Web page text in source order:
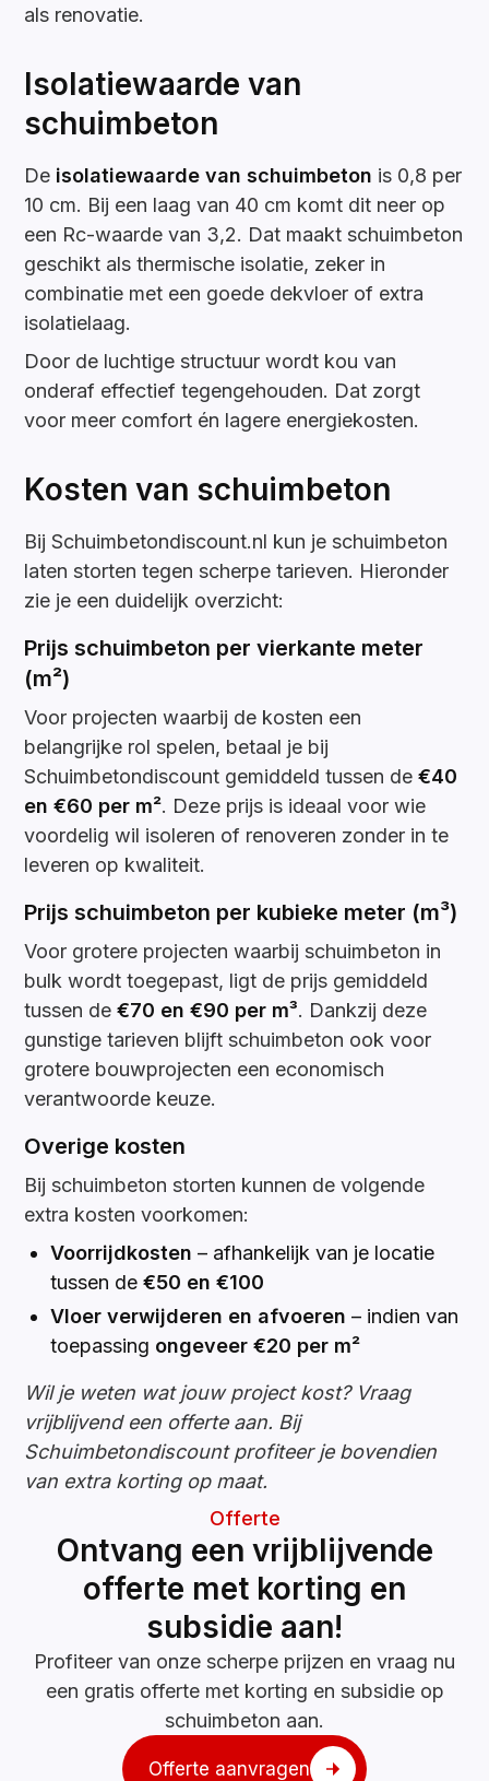
als renovatie.
Isolatiewaarde van
schuimbeton
De isolatiewaarde van schuimbeton is 0,8 per
10 cm. Bij een laag van 40 cm komt dit neer op
een Rc-waarde van 3,2. Dat maakt schuimbeton
geschikt als thermische isolatie, zeker in
combinatie met een goede dekvloer of extra
isolatielaag.
Door de luchtige structuur wordt kou van
onderaf effectief tegengehouden. Dat zorgt
voor meer comfort én lagere energiekosten.
Kosten van schuimbeton
Bij Schuimbetondiscount.nl kun je schuimbeton
laten storten tegen scherpe tarieven. Hieronder
zie je een duidelijk overzicht:
Prijs schuimbeton per vierkante meter
(m²)
Voor projecten waarbij de kosten een
belangrijke rol spelen, betaal je bij
Schuimbetondiscount gemiddeld tussen de€40
en €60 per m². Deze prijs is ideaal voor wie
voordelig wil isoleren of renoveren zonder in te
leveren op kwaliteit.
Prijs schuimbeton per kubieke meter (m³)
Voor grotere projecten waarbij schuimbeton in
bulk wordt toegepast, ligt de prijs gemiddeld
tussen de€70 en €90 per m³. Dankzij deze
gunstige tarieven blijft schuimbeton ook voor
grotere bouwprojecten een economisch
verantwoorde keuze.
Overige kosten
Bij schuimbeton storten kunnen de volgende
extra kosten voorkomen:
Voorrijdkosten – afhankelijk van je locatie
tussen de€50 en €100
Vloer verwijderen en afvoeren – indien van
toepassing ongeveer €20 per m²
Wil je weten wat jouw project kost? Vraag
vrijblijvend een offerte aan. Bij
Schuimbetondiscount profiteer je bovendien
van extra korting op maat.
Offerte
Ontvang een vrijblijvende
offerte met korting en
subsidie aan!
Profiteer van onze scherpe prijzen en vraag nu
een gratis offerte met korting en subsidie op
schuimbeton aan.
Offerte aanvragen